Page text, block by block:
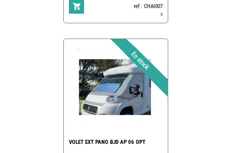
ref : CHAI007
0
VOLET EXT PANO BJD AP 06 OPT